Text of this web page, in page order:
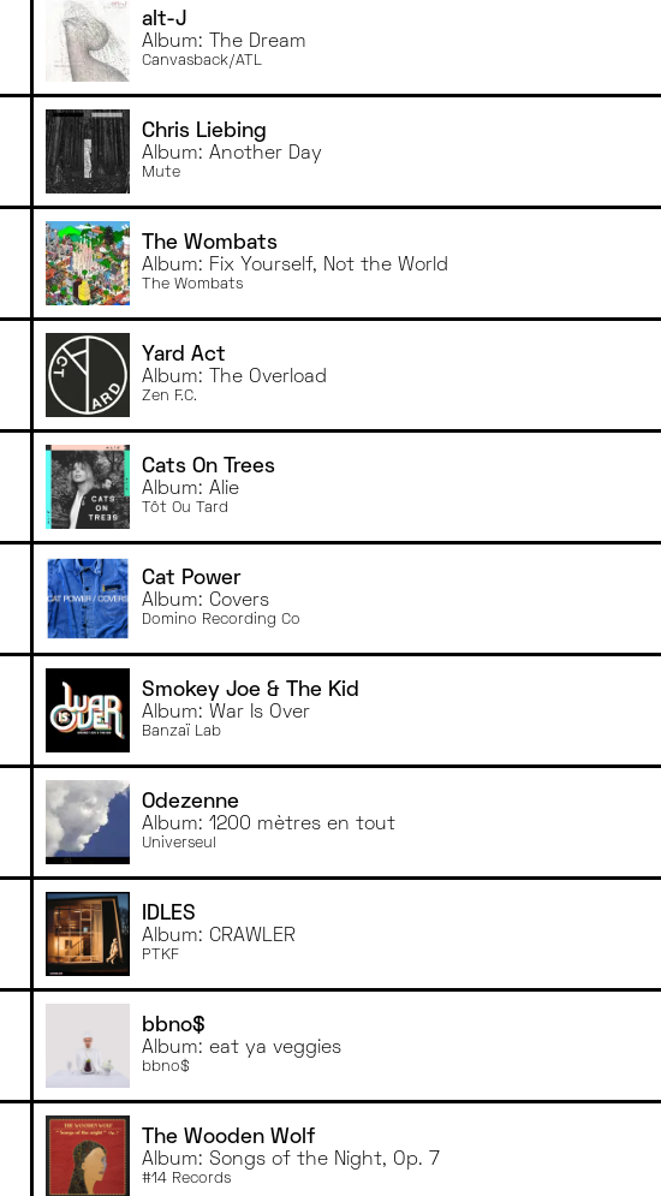
2023
2022
2022
alt-J
Album: The Dream
Canvasback/ATL
Chris Liebing
Album: Another Day
Mute
The Wombats
Album: Fix Yourself, Not the World
The Wombats
Yard Act
Album: The Overload
Zen F.C.
Cats On Trees
Album: Alie
Tôt Ou Tard
Cat Power
Album: Covers
Domino Recording Co
Smokey Joe & The Kid
Album: War Is Over
Banzaï Lab
Odezenne
Album: 1200 mètres en tout
Universeul
IDLES
Album: CRAWLER
PTKF
bbno$
Album: eat ya veggies
bbno$
The Wooden Wolf
Album: Songs of the Night, Op. 7
#14 Records